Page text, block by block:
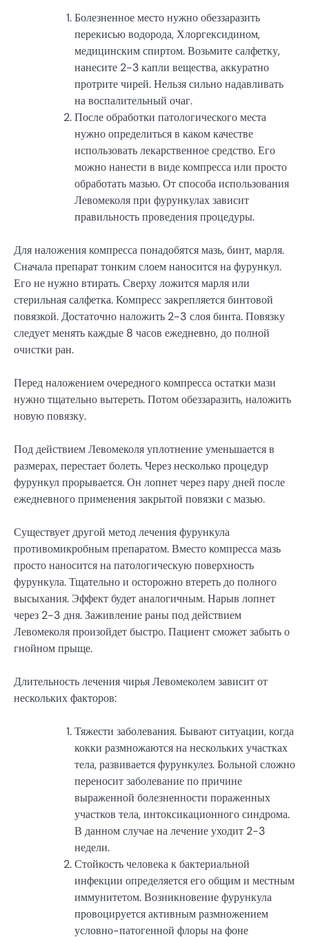
Болезненное место нужно обеззаразить
перекисью водорода, Хлоргексидином,
медицинским спиртом. Возьмите салфетку,
нанесите 2-3 капли вещества, аккуратно
протрите чирей. Нельзя сильно надавливать
на воспалительный очаг.
После обработки патологического места
нужно определиться в каком качестве
использовать лекарственное средство. Его
можно нанести в виде компресса или просто
обработать мазью. От способа использования
Левомеколя при фурункулах зависит
правильность проведения процедуры.
Для наложения компресса понадобятся мазь, бинт, марля.
Сначала препарат тонким слоем наносится на фурункул.
Его не нужно втирать. Сверху ложится марля или
стерильная салфетка. Компресс закрепляется бинтовой
повязкой. Достаточно наложить 2-3 слоя бинта. Повязку
следует менять каждые 8 часов ежедневно, до полной
очистки ран.
Перед наложением очередного компресса остатки мази
нужно тщательно вытереть. Потом обеззаразить, наложить
новую повязку.
Под действием Левомеколя уплотнение уменьшается в
размерах, перестает болеть. Через несколько процедур
фурункул прорывается. Он лопнет через пару дней после
ежедневного применения закрытой повязки с мазью.
Существует другой метод лечения фурункула
противомикробным препаратом. Вместо компресса мазь
просто наносится на патологическую поверхность
фурункула. Тщательно и осторожно втереть до полного
высыхания. Эффект будет аналогичным. Нарыв лопнет
через 2-3 дня. Заживление раны под действием
Левомеколя произойдет быстро. Пациент сможет забыть о
гнойном прыще.
Длительность лечения чирья Левомеколем зависит от
нескольких факторов:
Тяжести заболевания. Бывают ситуации, когда
кокки размножаются на нескольких участках
тела, развивается фурункулез. Больной сложно
переносит заболевание по причине
выраженной болезненности пораженных
участков тела, интоксикационного синдрома.
В данном случае на лечение уходит 2-3
недели.
Стойкость человека к бактериальной
инфекции определяется его общим и местным
иммунитетом. Возникновение фурункула
провоцируется активным размножением
условно-патогенной флоры на фоне